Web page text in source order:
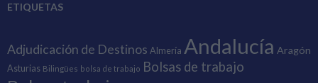
ETIQUETAS
Adjudicación de Destinos Almería Andalucía Aragón
Asturias Bilingües bolsa de trabajo Bolsas de trabajo